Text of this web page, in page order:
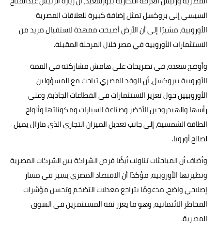
السيسي إلى بروكسل تمثل إضافة كبيرة للعلاقات المصرية
الأوروبية، مشيرًا إلى أن الأرض أصبحت ممهدة لاستقبال مزيد من
الاستثمارات الأوروبية في مصر خلال المرحلة المقبلة.
وأوضح سعده، في تصريحات على هامش مشاركته في القمة
الأوروبية ببروكسل، أن الوفد المصري تباحث مع المسؤولين
الأوروبيين حول تعزيز الاستثمارات في القطاعات الجاذبة، وعلى
رأسها والهيدروجين الأخضر وصناعة السيارات ومكوناتها وألواح
الطاقة الشمسية، إلى جانب تعديل الميزان التجاري الذي مازال يميل
لصالح أوروبا.
وأضاف أن المباحثات تناولت أيضًا فرص الشراكة بين الشركات المصرية
ونظيرتها الأوروبية، مؤكدًا أن الاقتصاد المصري يسير في مسار
إصلاحي واضح، مدعومًا بتراجع معدلات التضخم وتحسن مؤشرات
المخاطر الائتمانية، وهو ما يعزز ثقة المستثمرين في السوق
المصرية.